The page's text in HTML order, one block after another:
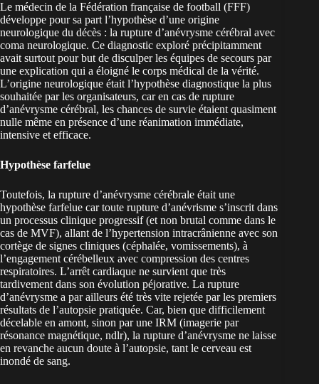
Le médecin de la Fédération française de football (FFF)
développe pour sa part l’hypothèse d’une origine
neurologique du décès : la rupture d’anévrysme cérébral avec
coma neurologique. Ce diagnostic exploré précipitamment
avait surtout pour but de disculper les équipes de secours par
une explication qui a éloigné le corps médical de la vérité.
L’origine neurologique était l’hypothèse diagnostique la plus
souhaitée par les organisateurs, car en cas de rupture
d’anévrysme cérébral, les chances de survie étaient quasiment
nulle même en présence d’une réanimation immédiate,
intensive et efficace.
Hypothèse farfelue
Toutefois, la rupture d’anévrysme cérébrale était une
hypothèse farfelue car toute rupture d’anévrisme s’inscrit dans
un processus clinique progressif (et non brutal comme dans le
cas de MVF), allant de l’hypertension intracrânienne avec son
cortège de signes cliniques (céphalée, vomissements), à
l’engagement cérébelleux avec compression des centres
respiratoires. L’arrêt cardiaque ne survient que très
tardivement dans son évolution péjorative. La rupture
d’anévrysme a par ailleurs été très vite rejetée par les premiers
résultats de l’autopsie pratiquée. Car, bien que difficilement
décelable en amont, sinon par une IRM (imagerie par
résonance magnétique, ndlr), la rupture d’anévrysme ne laisse
en revanche aucun doute à l’autopsie, tant le cerveau est
inondé de sang.